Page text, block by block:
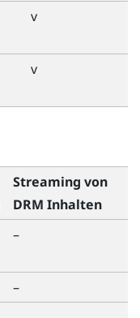
v
v
Streaming von
DRM Inhalten
–
–